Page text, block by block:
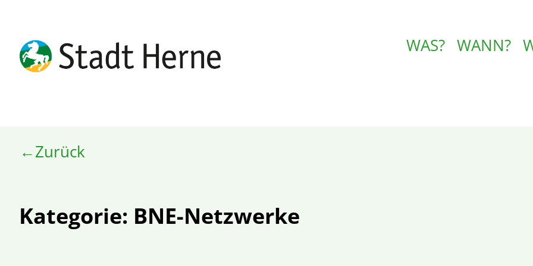
Zurück
WAS? WANN?
Kategorie: BNE-Netzwerke